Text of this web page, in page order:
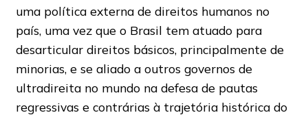
uma política externa de direitos humanos no
país, uma vez que o Brasil tem atuado para
desarticular direitos básicos, principalmente de
minorias, e se aliado a outros governos de
ultradireita no mundo na defesa de pautas
regressivas e contrárias à trajetória histórica do